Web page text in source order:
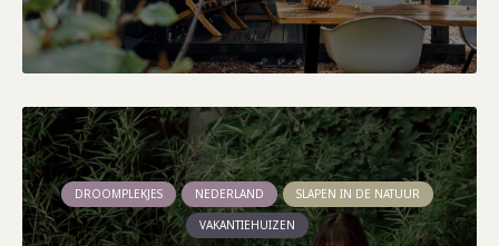
DROOMPLEKJES NEDERLAND
SLAPEN IN DE NATUUR
VAKANTIEHUIZEN